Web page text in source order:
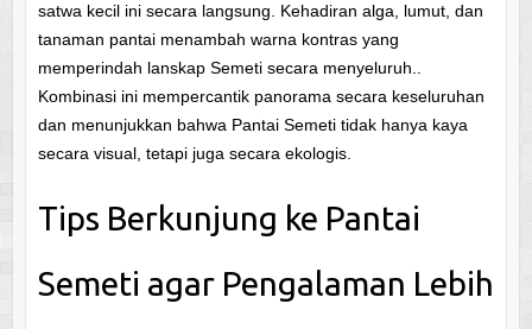
satwa kecil ini secara langsung. Kehadiran alga, lumut, dan
tanaman pantai menambah warna kontras yang
memperindah lanskap Semeti secara menyeluruh..
Kombinasi ini mempercantik panorama secara keseluruhan
dan menunjukkan bahwa Pantai Semeti tidak hanya kaya
secara visual, tetapi juga secara ekologis.
Tips Berkunjung ke Pantai
Semeti agar Pengalaman Lebih